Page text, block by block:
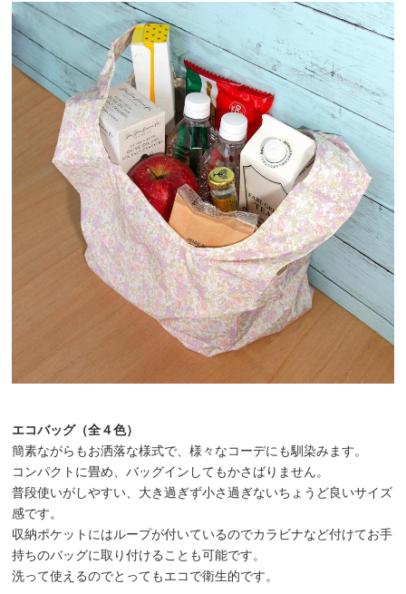
エコバッグ（全４色）
簡素ながらもお洒落な様式で、様々なコーデにも馴染みます。
コンパクトに畳め、バッグインしてもかさばりません。
普段使いがしやすい、大き過ぎず小さ過ぎないちょうど良いサイズ
感です。
収納ポケットにはループが付いているのでカラビナなど付けてお手
持ちのバッグに取り付けることも可能です。
洗って使えるのでとってもエコで衛生的です。